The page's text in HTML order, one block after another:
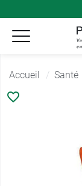
Accueil Santé